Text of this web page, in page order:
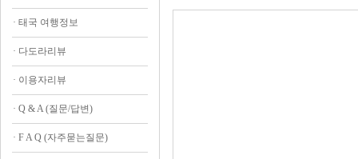
· 태국 여행정보
· 다도라리뷰
· 이용자리뷰
· Q & A (질문/답변)
· F A Q (자주묻는질문)